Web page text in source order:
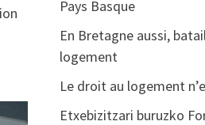
Pays Basque
En Bretagne aussi,
logement
Le droit au logement
Etxebizitzari buruzko